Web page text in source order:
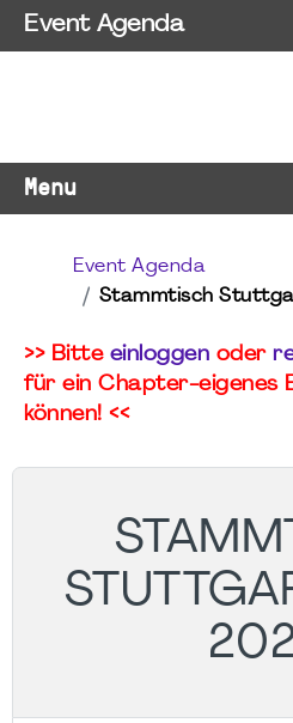
Menu
Event Agenda
Stammtisch
>> Bitte einloggen oder
für ein Chapter-eigenes
können! <<
Event Agenda